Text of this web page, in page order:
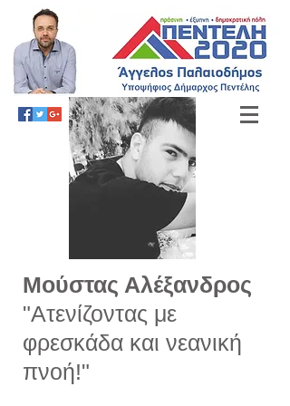
Μούστας Αλέξανδρος
"Ατενίζοντας με
φρεσκάδα και νεανική
πνοή!"